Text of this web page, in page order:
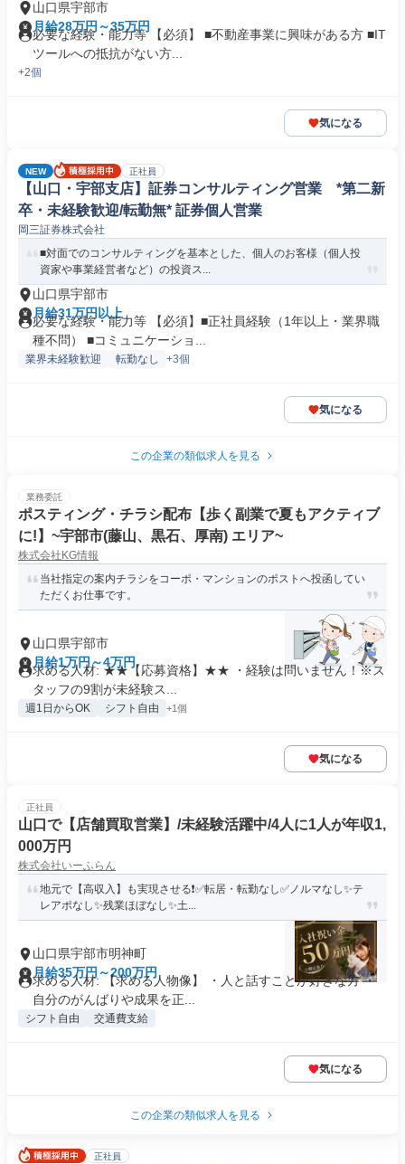
山口県宇部市
月給28万円～35万円
必要な経験・能力等 【必須】 ■不動産事業に興味がある方 ■IT
ツールへの抵抗がない方...
+2個
気になる
NEW 正社員
【山口・宇部支店】証券コンサルティング営業 *第二新
卒・未経験歓迎/転勤無* 証券個人営業
岡三証券株式会社
■対面でのコンサルティングを基本とした、個人のお客様（個人投
資家や事業経営者など）の投資ス...
山口県宇部市
月給31万円以上
必要な経験・能力等 【必須】■正社員経験（1年以上・業界職
種不問） ■コミュニケーショ...
業界未経験歓迎 転勤なし +3個
気になる
この企業の類似求人を見る
業務委託
ポスティング・チラシ配布【歩く副業で夏もアクティブ
に!】~宇部市(藤山、黒石、厚南) エリア~
株式会社KG情報
当社指定の案内チラシをコーポ・マンションのポストへ投函してい
ただくお仕事です。
山口県宇部市
月給1万円～4万円
求める人材: ★★【応募資格】★★ ・経験は問いません！※ス
タッフの9割が未経験ス...
週1日からOK シフト自由 +1個
気になる
正社員
山口で【店舗買取営業】/未経験活躍中/4人に1人が年収1,
000万円
株式会社いーふらん
地元で【高収入】も実現させる❗✅転居・転勤なし✅ノルマなし✨テ
レアポなし✨残業ほぼなし✨土...
山口県宇部市明神町
月給35万円～200万円
求める人材: 【求める人物像】 ・人と話すことが好きな方 ・
自分のがんばりや成果を正...
シフト自由 交通費支給
気になる
この企業の類似求人を見る
正社員